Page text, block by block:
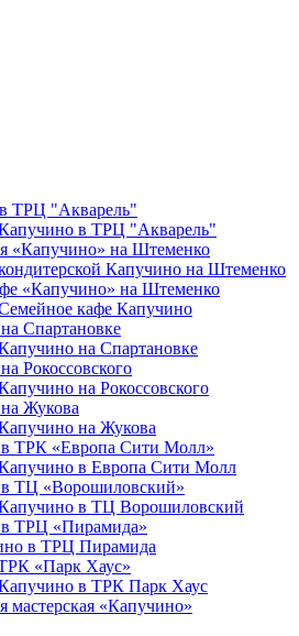
ТРЦ "Акварель"
в ТРЦ "Акварель"
«Капучино» на Штеменко
Капучино на Штеменко
«Капучино» на Штеменко
кафе Капучино
Спартановке
на Спартановке
Рокоссовского
на Рокоссовского
Жукова
на Жукова
ТРК «Европа Cити Молл»
в Европа Сити Молл
ТЦ «Ворошиловский»
в ТЦ Ворошиловский
ТРЦ «Пирамида»
в ТРЦ Пирамида
«Парк Хаус»
в ТРК Парк Хаус
мастерская «Капучино»